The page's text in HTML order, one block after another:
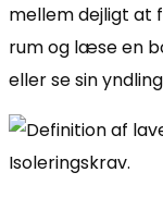
mellem dejligt at
rum og læse en
eller se sin